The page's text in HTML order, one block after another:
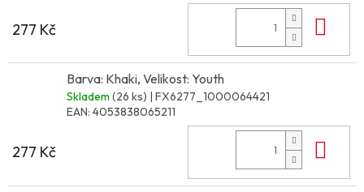
277 Kč
Barva: Khaki, Velikost: Youth
Skladem (26 ks) | FX6277_1000064421
EAN: 4053838065211
277 Kč